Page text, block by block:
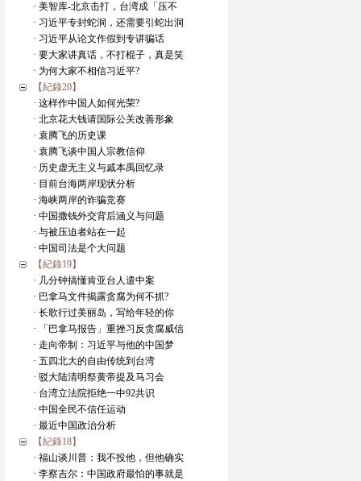
· 美智库-北京击打，台湾成「压不
· 习近平专封蛇洞，还需要引蛇出洞
· 习近平从论文作假到专讲骗话
· 要大家讲真话，不打棍子，真是笑
· 为何大家不相信习近平?
【紀錄20】
· 这样作中国人如何光荣?
· 北京花大钱请国际公关改善形象
· 袁腾飞的历史课
· 袁腾飞谈中国人宗教信仰
· 历史虚无主义与戚本禹回忆录
· 目前台海两岸现状分析
· 海峡两岸的诈骗竞赛
· 中国撒钱外交背后涵义与问题
· 与被压迫者站在一起
· 中国司法是个大问题
【紀錄19】
· 几分钟搞懂肯亚台人遣中案
· 巴拿马文件揭露贪腐为何不抓?
· 长歌行过美丽岛，写给年轻的你
· 「巴拿马报告」重挫习反贪腐威信
· 走向帝制：习近平与他的中国梦
· 五四北大的自由传统到台湾
· 驳大陆清明祭黄帝提及马习会
· 台湾立法院拒绝一中92共识
· 中国全民不信任运动
· 最近中国政治分析
【紀錄18】
· 福山谈川普：我不投他，但他确实
· 李察吉尔：中国政府最怕的事就是